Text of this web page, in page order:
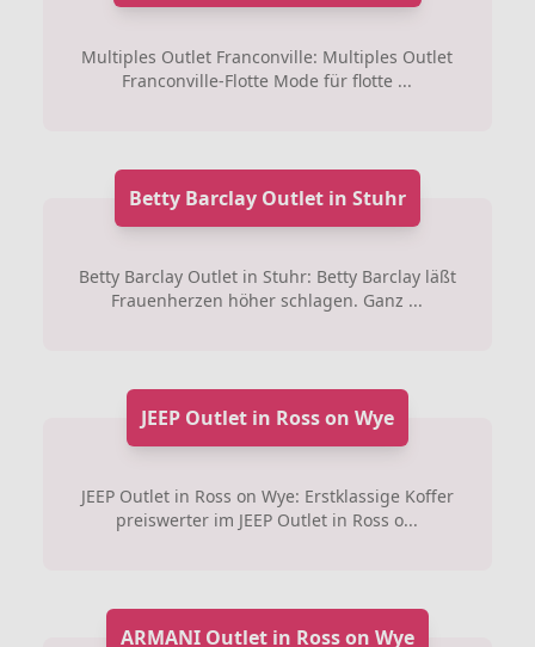
Multiples Outlet Franconville: Multiples Outlet
Franconville-Flotte Mode für flotte ...
Betty Barclay Outlet in Stuhr
Betty Barclay Outlet in Stuhr: Betty Barclay läßt
Frauenherzen höher schlagen. Ganz ...
JEEP Outlet in Ross on Wye
JEEP Outlet in Ross on Wye: Erstklassige Koffer
preiswerter im JEEP Outlet in Ross o...
ARMANI Outlet in Ross on Wye